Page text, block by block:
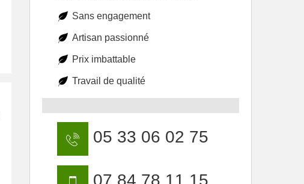
Sans engagement
Artisan passionné
Prix imbattable
Travail de qualité
05 33 06 02 75
07 84 78 11 15